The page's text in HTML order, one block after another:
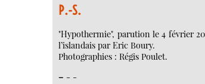
P.-S.
"Hypothermie", parution le 4 février
l’islandais par Eric Boury.
Photographies : Régis Poulet.
– - -